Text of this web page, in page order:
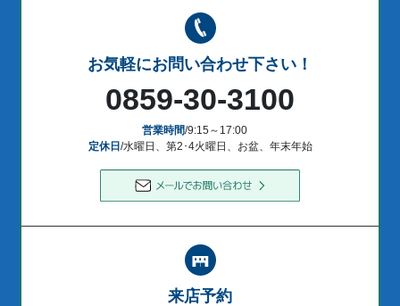
お気軽にお問い合わせ下さい！
0859-30-3100
営業時間/9:15～17:00
定休日 /水曜日、第2･4火曜日、お盆、年末年始
来店予約